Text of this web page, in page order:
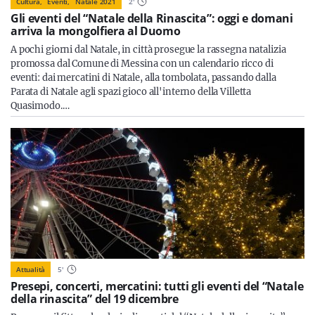
Gli eventi del “Natale della Rinascita”: oggi e domani
arriva la mongolfiera al Duomo
A pochi giorni dal Natale, in città prosegue la rassegna natalizia
promossa dal Comune di Messina con un calendario ricco di
eventi: dai mercatini di Natale, alla tombolata, passando dalla
Parata di Natale agli spazi gioco all'interno della Villetta
Quasimodo.…
Attualità 5'
Presepi, concerti, mercatini: tutti gli eventi del “Natale
della rinascita” del 19 dicembre